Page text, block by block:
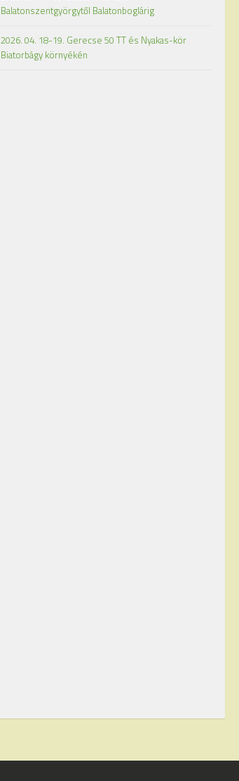
Balatonszentgyörgytől Balatonboglárig
2026. 04. 18-19. Gerecse 50 TT és Nyakas-kör
Biatorbágy környékén